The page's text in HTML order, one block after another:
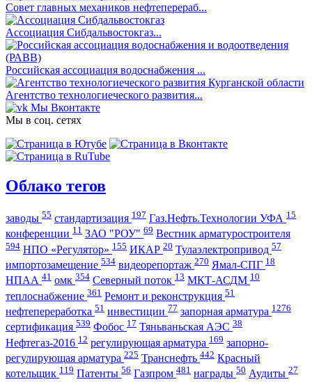
Совет главных механиков нефтеперераб...
Ассоциация Сибдальвостокгаз...
Российская ассоциация водоснабжения ...
Агентство технологиеческого развития...
Мы Вконтакте
Мы в соц. сетях
Облако тегов
заводы 55 стандартизация 197 Газ.Нефть.Технологии УФА 15
конференции 11 ЗАО "РОУ" 69 Вестник арматуростроителя
594 НПО «Регулятор» 155 ИКАР 20 Тулаэлектропривод 57
импортозамещение 534 видеорепортаж 270 Ямал-СПГ 18
НПАА 41 омк 354 Северный поток 13 МКТ-АСДМ 10
теплоснабжение 361 Ремонт и реконструкция 51
нефтепереработка 51 инвестиции 77 запорная арматура 1276
сертификация 539 Фобос 17 Тяньваньская АЭС 38
Нефтегаз-2016 12 регулирующая арматура 169 запорно-
регулирующая арматура 225 Транснефть 442 Красный
котельщик 119 Патенты 56 Газпром 481 награды 50 Аудиты 27